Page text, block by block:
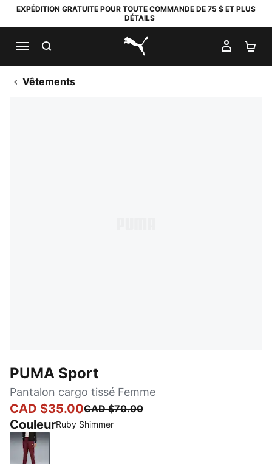
EXPÉDITION GRATUITE POUR TOUTE COMMANDE DE 75 $ ET PLUS
DÉTAILS
PUMA.com
MON
Vêtements
PUMA Sport
Pantalon cargo tissé Femme
CAD $35.00CAD $70.00
CouleurRuby Shimmer
Ruby Shimmer